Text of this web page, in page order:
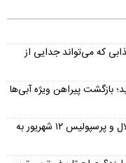
که می‌تواند جدایی از
رسید؛ بازگشت پیراهن ویژه آبی‌ها
تاریخ احتمالی دربی ۱۰۷ مشخص شد؛ استقلال و پرسپولیس ۱۲ شهریور به